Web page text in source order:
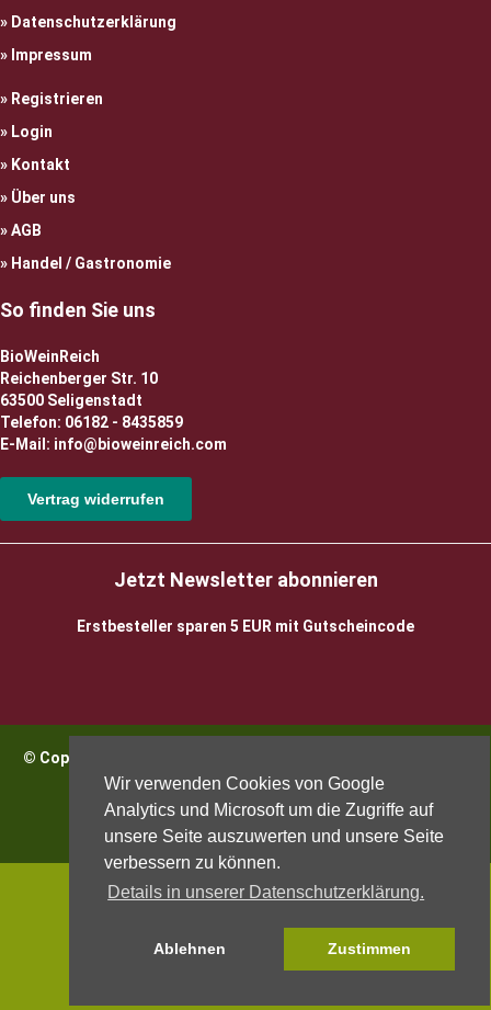
Wir verwenden Cookies von Google
Analytics und Microsoft um die Zugriffe auf
unsere Seite auszuwerten und unsere Seite
verbessern zu können.
Details in unserer Datenschutzerklärung.
Ablehnen Zustimmen
Datenschutzerklärung
Impressum
Registrieren
Login
Kontakt
Über uns
AGB
Handel / Gastronomie
So finden Sie uns
BioWeinReich
Reichenberger Str. 10
63500 Seligenstadt
Telefon: 06182 - 8435859
E-Mail: info@bioweinreich.com
Vertrag widerrufen
Jetzt Newsletter abonnieren
Erstbesteller sparen 5 EUR mit Gutscheincode
© Copyright 2026 BioWeinReich. Alle Rechte vorbehalten |
Impressum